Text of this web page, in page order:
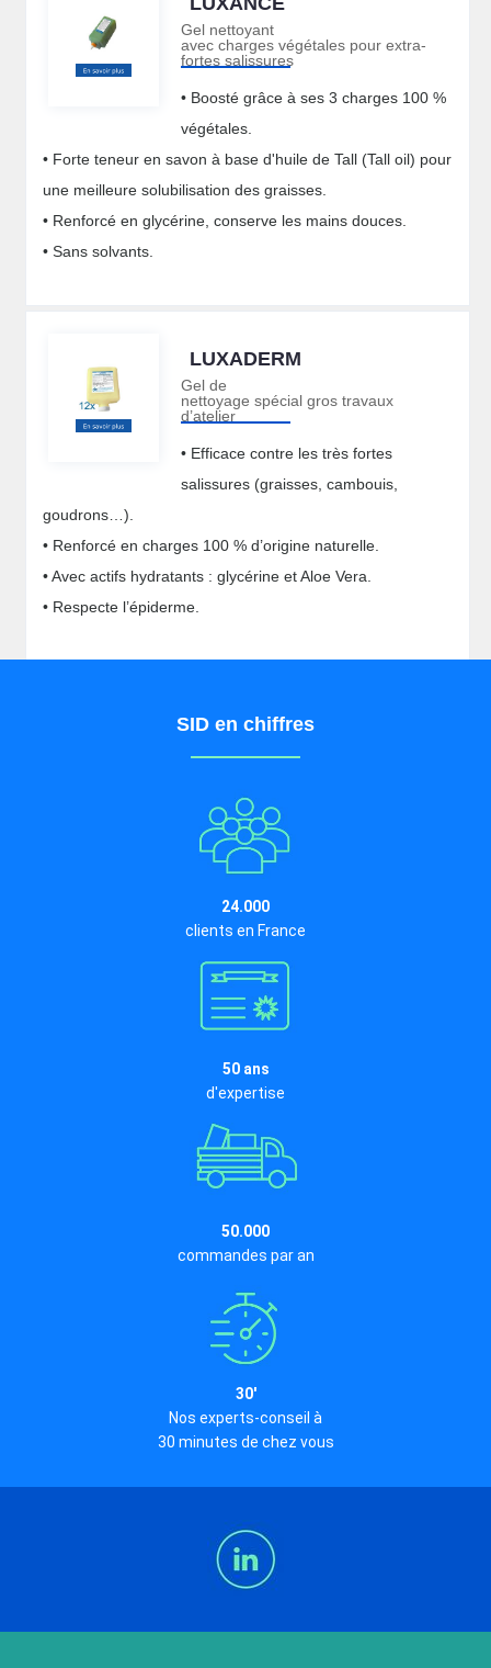
Gel nettoyant
avec charges végétales pour extra-
fortes salissures
• Boosté grâce à ses 3 charges 100 %
végétales.
• Forte teneur en savon à base d'huile de Tall (Tall oil) pour
une meilleure solubilisation des graisses.
• Renforcé en glycérine, conserve les mains douces.
• Sans solvants.
LUXADERM
Gel de
nettoyage spécial gros travaux
d’atelier
• Efficace contre les très fortes
salissures (graisses, cambouis,
goudrons…).
• Renforcé en charges 100 % d’origine naturelle.
• Avec actifs hydratants : glycérine et Aloe Vera.
• Respecte l’épiderme.
SID en chiffres
24.000
clients en France
50 ans
d'expertise
50.000
commandes par an
30'
Nos experts-conseil à
30 minutes de chez vous